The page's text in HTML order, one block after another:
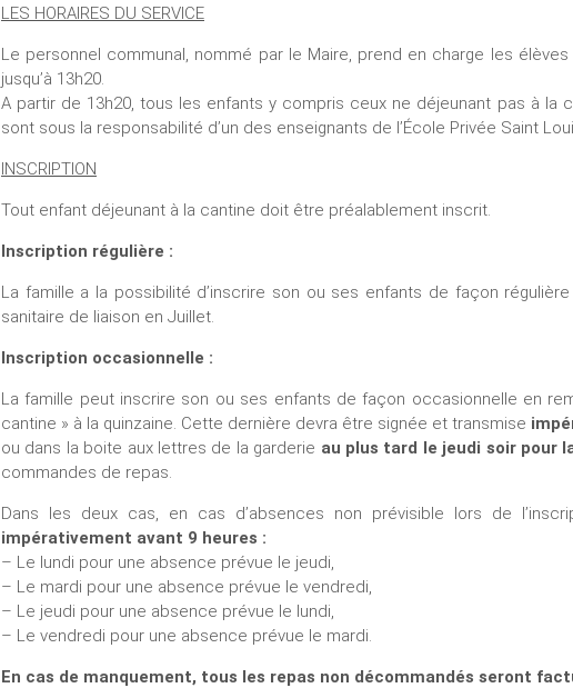
LES HORAIRES DU SERVICE
Le personnel communal, nommé par le Maire, prend en charge les
jusqu’à 13h20.
A partir de 13h20, tous les enfants y compris ceux ne déjeunant pas à la
sont sous la responsabilité d’un des enseignants de l’École Privée Saint
INSCRIPTION
Tout enfant déjeunant à la cantine doit être préalablement inscrit.
Inscription régulière :
La famille a la possibilité d’inscrire son ou ses enfants de façon
sanitaire de liaison en Juillet.
Inscription occasionnelle :
La famille peut inscrire son ou ses enfants de façon occasionnelle en
cantine » à la quinzaine. Cette dernière devra être signée et transmise
ou dans la boite aux lettres de la garderie au plus tard le jeudi soir pour
commandes de repas.
Dans les deux cas, en cas d’absences non prévisible lors de
impérativement avant 9 heures :
– Le lundi pour une absence prévue le jeudi,
– Le mardi pour une absence prévue le vendredi,
– Le jeudi pour une absence prévue le lundi,
– Le vendredi pour une absence prévue le mardi.
En cas de manquement, tous les repas non décommandés seront